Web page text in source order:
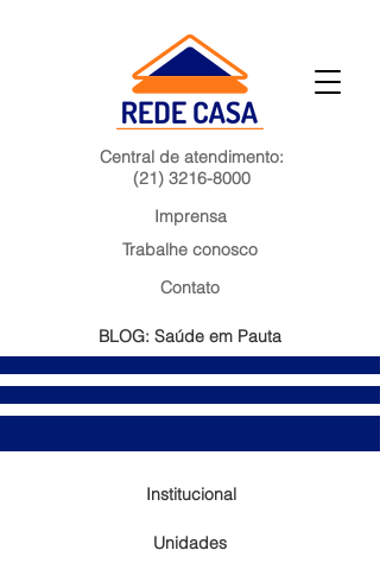
Central de atendimento:
(21) 3216-8000
Unidades
Institucional
Imprensa
Trabalhe conosco
Contato
BLOG: Saúde em Pauta